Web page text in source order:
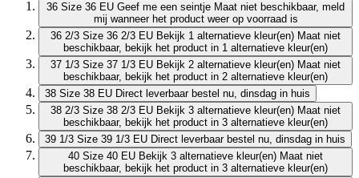
36 Size 36 EU Geef me een seintje Maat niet beschikbaar, meld
mij wanneer het product weer op voorraad is
36 2/3 Size 36 2/3 EU Bekijk 1 alternatieve kleur(en) Maat niet
beschikbaar, bekijk het product in 1 alternatieve kleur(en)
37 1/3 Size 37 1/3 EU Bekijk 2 alternatieve kleur(en) Maat niet
beschikbaar, bekijk het product in 2 alternatieve kleur(en)
38 Size 38 EU Direct leverbaar bestel nu, dinsdag in huis
38 2/3 Size 38 2/3 EU Bekijk 3 alternatieve kleur(en) Maat niet
beschikbaar, bekijk het product in 3 alternatieve kleur(en)
39 1/3 Size 39 1/3 EU Direct leverbaar bestel nu, dinsdag in huis
40 Size 40 EU Bekijk 3 alternatieve kleur(en) Maat niet
beschikbaar, bekijk het product in 3 alternatieve kleur(en)